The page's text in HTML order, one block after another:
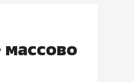
массово